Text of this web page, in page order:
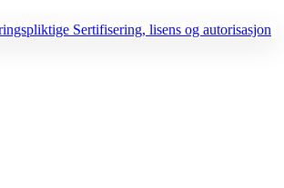
Sertifisering, lisens og autorisasjon